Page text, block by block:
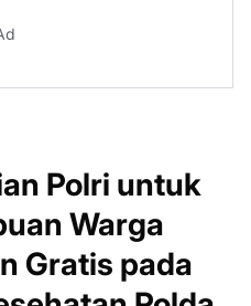
Polri untuk
Warga
Gratis pada